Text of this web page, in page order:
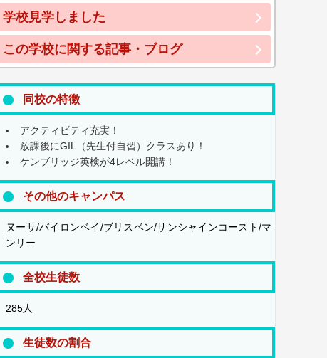
学校見学しました
この学校に関する記事・ブログ
同校の特徴
アクティビティ充実！
放課後にGIL（先生付自習）クラスあり！
ケンブリッジ英検が4レベル開講！
その他のキャンパス
ヌーサ/バイロンベイ/ブリスベン/サンシャインコースト/マ
ンリー
全校生徒数
285人
生徒数の割合